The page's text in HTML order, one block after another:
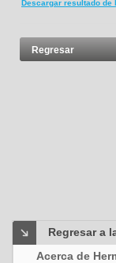
Descargar resultado de
Regresar
Regresar a
Acerca de